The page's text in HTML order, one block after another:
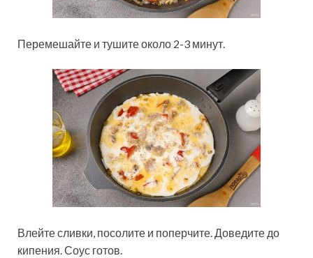
Перемешайте и тушите около 2-3 минут.
Влейте сливки, посолите и поперчите. Доведите до
кипения. Соус готов.